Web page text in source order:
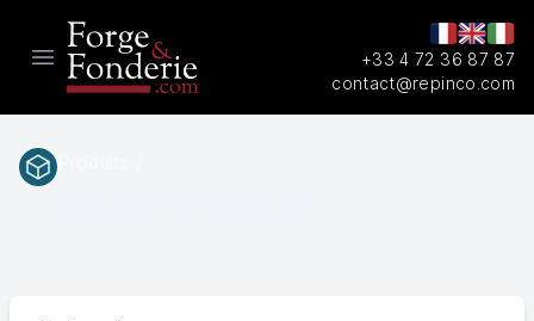
Open main menu
+33 4 72 36 87 87
contact@repinco.com